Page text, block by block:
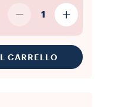
1
CARRELLO